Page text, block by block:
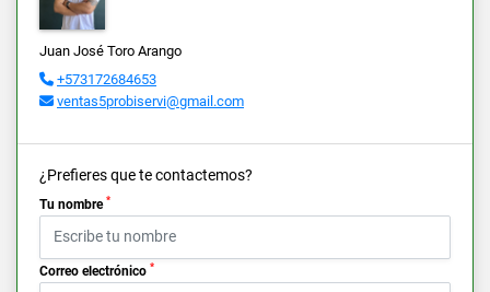
Juan José Toro Arango
+573172684653
ventas5probiservi@gmail.com
¿Prefieres que te contactemos?
Tu nombre *
Correo electrónico *